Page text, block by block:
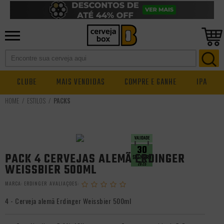
CLUBE MAIS VENDIDAS COMPRE E GANHE IPA
ESTILOS PACKS
30
SETEMBRO
2025
PACK 4 CERVEJAS ALEMÃ ERDINGER
WEISSBIER 500ML
MARCA: ERDINGER
4 - Cerveja alemã Erdinger Weissbier 500ml